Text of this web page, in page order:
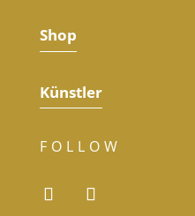
Shop
Künstler
FOLLOW